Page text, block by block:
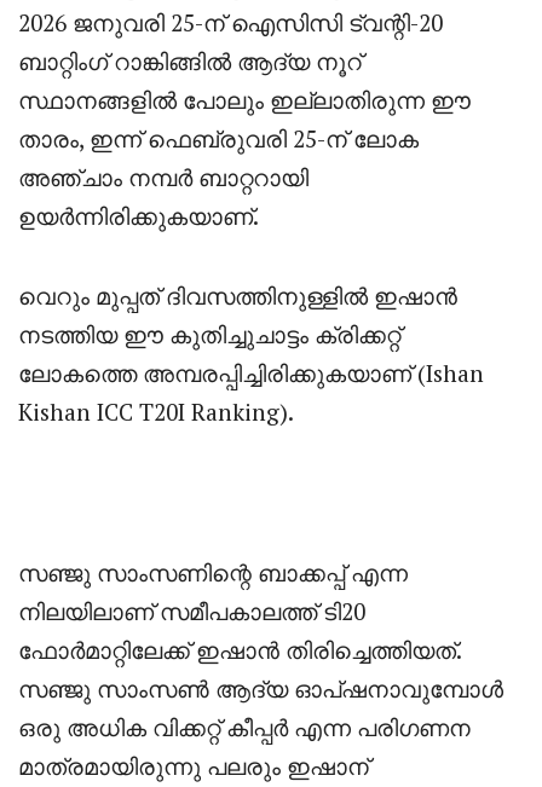
2026 ജനുവരി 25-ന് ഐസിസി ട്വന്റി-20
ബാറ്റിംഗ് റാങ്കിങ്ങിൽ ആദ്യ നൂറ്
സ്ഥാനങ്ങളിൽ പോലും ഇല്ലാതിരുന്ന ഈ
താരം, ഇന്ന് ഫെബ്രുവരി 25-ന് ലോക
അഞ്ചാം നമ്പർ ബാറ്ററായി
ഉയർന്നിരിക്കുകയാണ്.
വെറും മുപ്പത് ദിവസത്തിനുള്ളിൽ ഇഷാൻ
നടത്തിയ ഈ കുതിച്ചുചാട്ടം ക്രിക്കറ്റ്
ലോകത്തെ അമ്പരപ്പിച്ചിരിക്കുകയാണ് (Ishan
Kishan ICC T20I Ranking).
സഞ്ജു സാംസണിന്റെ ബാക്കപ്പ് എന്ന
നിലയിലാണ് സമീപകാലത്ത് ടി20
ഫോർമാറ്റിലേക്ക് ഇഷാൻ തിരിച്ചെത്തിയത്.
സഞ്ജു സാംസൺ ആദ്യ ഓപ്‌ഷനാവുമ്പോൾ
ഒരു അധിക വിക്കറ്റ് കീപ്പർ എന്ന പരിഗണന
മാത്രമായിരുന്നു പലരും ഇഷാന്